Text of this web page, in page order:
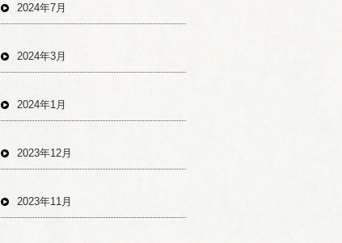
2024年7月
2024年3月
2024年1月
2023年12月
2023年11月